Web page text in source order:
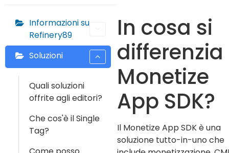
Informazioni su
Refinery89
Soluzioni
Quali soluzioni
offrite agli editori?
Che cos'è il Single
Tag?
In cosa si
differenzia
Monetize
App SDK?
Il Monetize App SDK è una
soluzione tutto-in-uno che